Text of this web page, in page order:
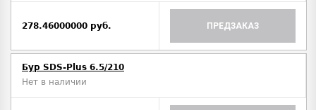
278.46000000 руб. ПРЕДЗАКАЗ
Бур SDS-Plus 6.5/210
Нет в наличии